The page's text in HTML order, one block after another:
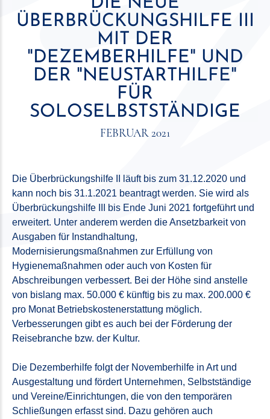
ÜBERBRÜCKUNGSHILFE III
MIT DER
"DEZEMBERHILFE" UND
DER "NEUSTARTHILFE"
FÜR
SOLOSELBSTSTÄNDIGE
FEBRUAR 2021
Die Überbrückungshilfe II läuft bis zum 31.12.2020 und
kann noch bis 31.1.2021 beantragt werden. Sie wird als
Überbrückungshilfe III bis Ende Juni 2021 fortgeführt und
erweitert. Unter anderem werden die Ansetzbarkeit von
Ausgaben für Instandhaltung,
Modernisierungsmaßnahmen zur Erfüllung von
Hygienemaßnahmen oder auch von Kosten für
Abschreibungen verbessert. Bei der Höhe sind anstelle
von bislang max. 50.000 € künftig bis zu max. 200.000 €
pro Monat Betriebskostenerstattung möglich.
Verbesserungen gibt es auch bei der Förderung der
Reisebranche bzw. der Kultur.
Die Dezemberhilfe folgt der Novemberhilfe in Art und
Ausgestaltung und fördert Unternehmen, Selbstständige
und Vereine/Einrichtungen, die von den temporären
Schließungen erfasst sind. Dazu gehören auch